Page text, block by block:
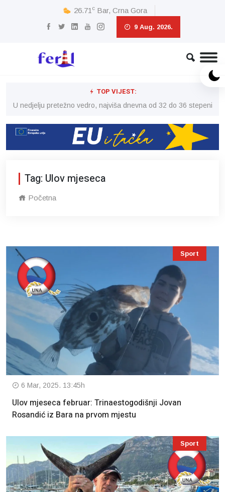
26.71 c Bar, Crna Gora
9 Aug. 2026.
TOP VIJEST:
U nedjelju pretežno vedro, najviša dnevna od 32 do 36 stepeni
Tag: Ulov mjeseca
Početna
Sport
6 Mar, 2025. 13:45h
Ulov mjeseca februar: Trinaestogodišnji Jovan
Rosandić iz Bara na prvom mjestu
Sport